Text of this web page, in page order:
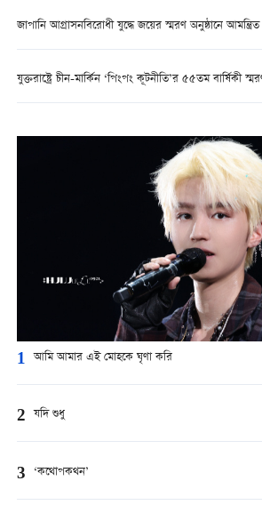
জাপানি আগ্রাসনবিরোধী যুদ্ধে জয়ের স্মরণ অনুষ্ঠানে আমন্ত্রিত
যুক্তরাষ্ট্রে চীন-মার্কিন ‘পিংপং কূটনীতি’র ৫৫তম বার্ষিকী
1 আমি আমার এই মোহকে ঘৃণা করি
2 যদি শুধু
3 ‘কথোপকথন’